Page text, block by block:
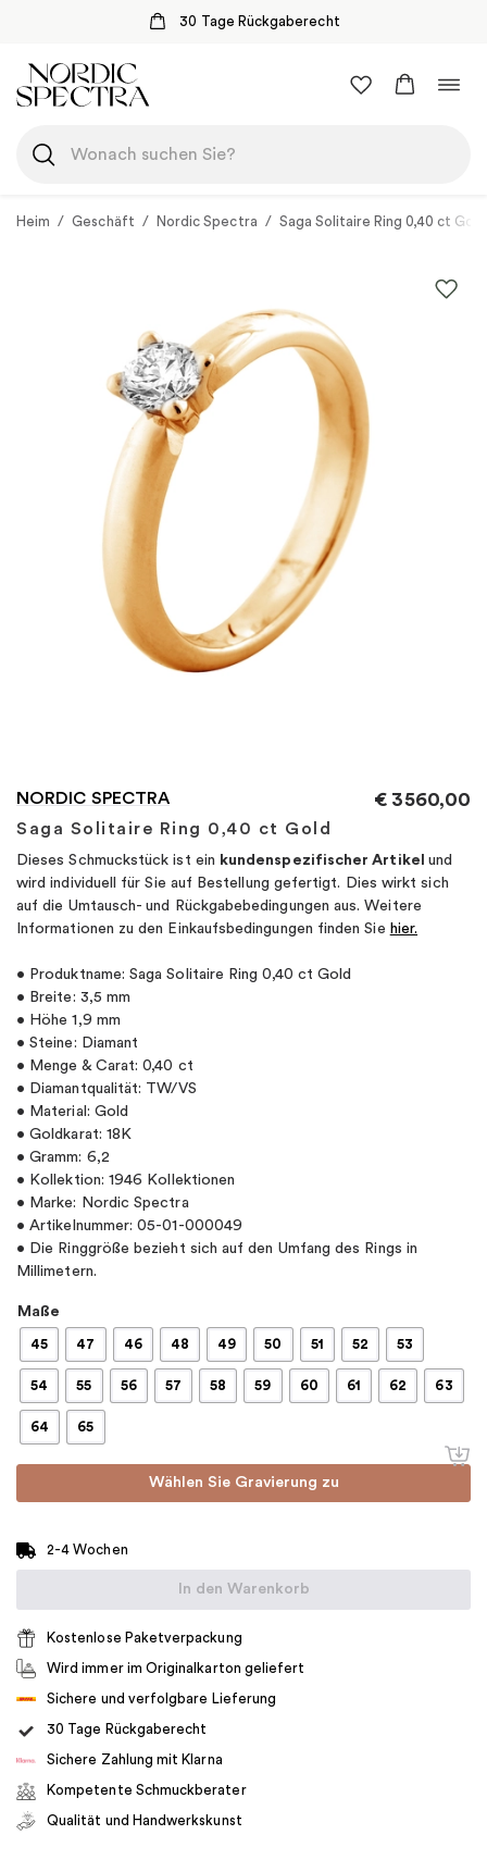
30 Tage Rückgaberecht
Inhalt
springen
Heim / Geschäft / Nordic Spectra / Saga Solitaire Ring 0,40 ct Gold
NORDIC SPECTRA
Saga Solitaire Ring 0,40 ct Gold
€ 3560,00
Dieses Schmuckstück ist ein kundenspezifischer Artikel und
wird individuell für Sie auf Bestellung gefertigt. Dies wirkt sich
auf die Umtausch- und Rückgabebedingungen aus. Weitere
Informationen zu den Einkaufsbedingungen finden Sie hier.
• Produktname: Saga Solitaire Ring 0,40 ct Gold
• Breite: 3,5 mm
• Höhe 1,9 mm
• Steine: Diamant
• Menge & Carat: 0,40 ct
• Diamantqualität: TW/VS
• Material: Gold
• Goldkarat: 18K
• Gramm: 6,2
• Kollektion: 1946 Kollektionen
• Marke: Nordic Spectra
• Artikelnummer: 05-01-000049
• Die Ringgröße bezieht sich auf den Umfang des Rings in
Millimetern.
Maße
45 47 46 48 49 50 51 52 53
54 55 56 57 58 59 60 61 62 63
64 65
Wählen Sie Gravierung zu
2-4 Wochen
In den Warenkorb
Kostenlose Paketverpackung
Wird immer im Originalkarton geliefert
Sichere und verfolgbare Lieferung
30 Tage Rückgaberecht
Sichere Zahlung mit Klarna
Kompetente Schmuckberater
Qualität und Handwerkskunst